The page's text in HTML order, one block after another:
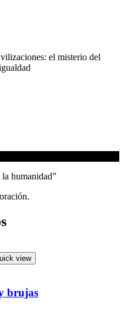
el misterio del
humanidad”
view
brujas